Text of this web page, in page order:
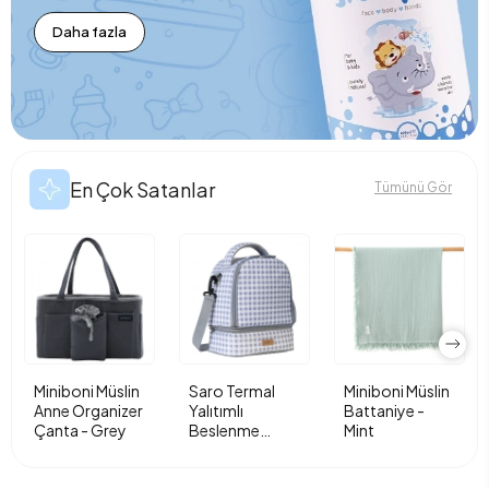
Daha fazla
En Çok Satanlar Tümünü Gör
Miniboni Müslin
Anne Organizer
Çanta - Grey
Saro Termal
Yalıtımlı
Beslenme
Miniboni Müslin
Battaniye -
Mint